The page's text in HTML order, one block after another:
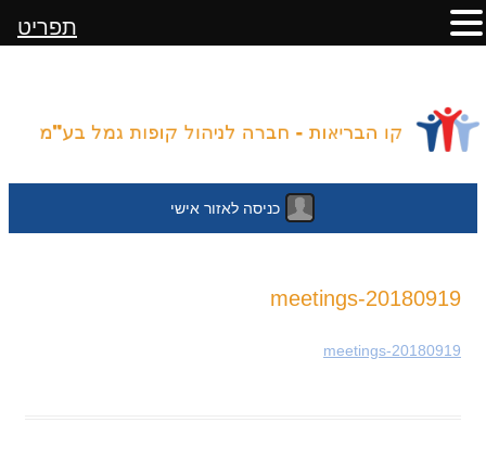
כניסה לאזור אישי
20180919-meetings
20180919-meetings
תפריט